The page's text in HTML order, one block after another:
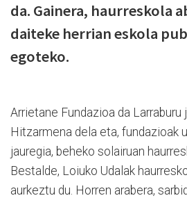
da. Gainera, haurreskola
daiteke herrian eskola
egoteko.
Arrietane Fundazioa da Larraburu
Hitzarmena dela eta, fundazioak
jauregia, beheko solairuan
Bestalde, Loiuko Udalak
aurkeztu du. Horren arabera,